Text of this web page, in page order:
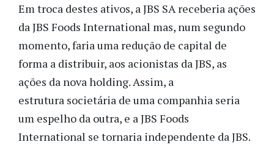
Em troca destes ativos, a JBS SA receberia ações
da JBS Foods International mas, num segundo
momento, faria uma redução de capital de
forma a distribuir, aos acionistas da JBS, as
ações da nova holding. Assim, a
estrutura societária de uma companhia seria
um espelho da outra, e a JBS Foods
International se tornaria independente da JBS.